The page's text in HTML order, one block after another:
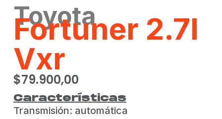
Toyota
Fortuner 2.7l
Vxr
$79.900,00
Características
Transmisión: automática